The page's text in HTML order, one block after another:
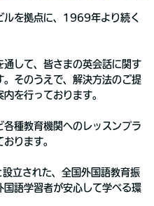
ルを拠点に、1969年より続く
して、皆さまの英会話に関す
そのうえで、解決方法のご提
を行っております。
種教育機関へのレッスンプラ
ります。
立された、全国外国語教育振
語学習者が安心して学べる環